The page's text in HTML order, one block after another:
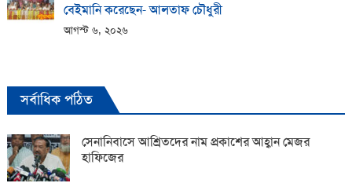
বেইমানি করেছেন- আলতাফ চৌধুরী
আগস্ট ৬, ২০২৬
সর্বাধিক পঠিত
সেনানিবাসে আশ্রিতদের নাম প্রকাশের আহ্বান মেজর
হাফিজের